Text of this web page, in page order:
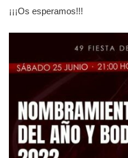
¡¡¡Os esperamos!!!